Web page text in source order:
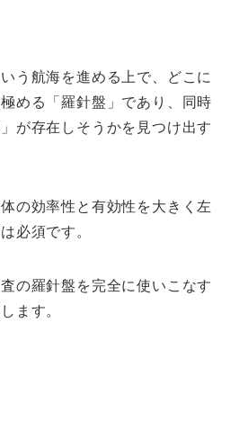
う航海を進める上で、どこに
める「羅針盤」であり、同時
が存在しそうかを見つけ出す
の効率性と有効性を大きく左
必須です。
の羅針盤を完全に使いこなす
ます。